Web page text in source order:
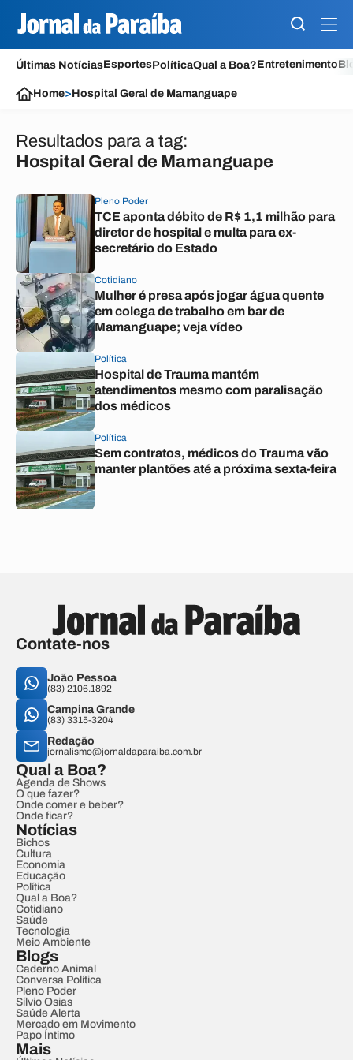
Últimas NotíciasEsportesPolíticaQual a Boa?Entretenimento
Home>Hospital Geral de Mamanguape
Resultados para a tag:
Hospital Geral de Mamanguape
Pleno Poder
TCE aponta débito de R$ 1,1 milhão para
diretor de hospital e multa para ex-
secretário do Estado
Cotidiano
Mulher é presa após jogar água quente
em colega de trabalho em bar de
Mamanguape; veja vídeo
Política
Hospital de Trauma mantém
atendimentos mesmo com paralisação
dos médicos
Política
Sem contratos, médicos do Trauma vão
manter plantões até a próxima sexta-feira
Contate-nos
João Pessoa
(83) 2106.1892
Campina Grande
(83) 3315-3204
Redação
jornalismo@jornaldaparaiba.com.br
Qual a Boa?
Agenda de Shows
O que fazer?
Onde comer e beber?
Onde ficar?
Notícias
Bichos
Cultura
Economia
Educação
Política
Qual a Boa?
Cotidiano
Saúde
Tecnologia
Meio Ambiente
Blogs
Caderno Animal
Conversa Política
Pleno Poder
Sílvio Osias
Saúde Alerta
Mercado em Movimento
Papo Íntimo
Mais